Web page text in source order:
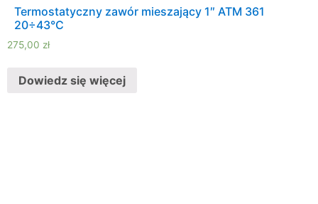
Termostatyczny zawór mieszający 1″ ATM 361
20÷43°C
275,00 zł
Dowiedz się więcej